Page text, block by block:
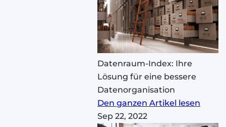
Datenraum-Index: Ihre
Lösung für eine bessere
Datenorganisation
Den ganzen Artikel lesen
Sep 22, 2022